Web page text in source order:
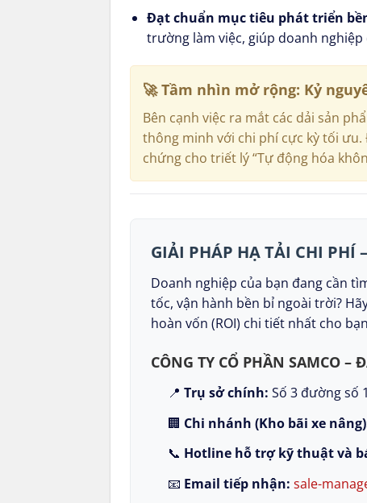
Đạt chuẩn mục tiêu phát triển
trường làm việc, giúp doanh
🚀 Tầm nhìn mở rộng: Kỷ
Bên cạnh việc ra mắt các dải sản
thông minh với chi phí cực kỳ tối
chứng cho triết lý “Tự động hóa
GIẢI PHÁP HẠ TẢI CHI PHÍ
Doanh nghiệp của bạn đang cần
tốc, vận hành bền bỉ ngoài trời?
hoàn vốn (ROI) chi tiết nhất cho
CÔNG TY CỔ PHẦN SAMCO –
📍 Trụ sở chính: Số 3 đường số
🏢 Chi nhánh (Kho bãi xe
📞 Hotline hỗ trợ kỹ thuật và
📧 Email tiếp nhận: sale-